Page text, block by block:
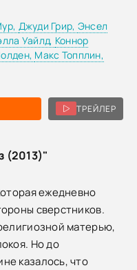
ТРЕЙЛЕР
Джуди Грир, Энсел
Уайлд, Коннор
Макс Топплин,
(2013)"
ежедневно
сверстников.
матерью,
Но до
казалось, что